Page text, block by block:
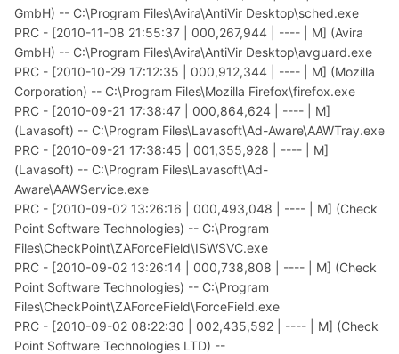
GmbH) -- C:\Program Files\Avira\AntiVir Desktop\sched.exe
PRC - [2010-11-08 21:55:37 | 000,267,944 | ---- | M] (Avira
GmbH) -- C:\Program Files\Avira\AntiVir Desktop\avguard.exe
PRC - [2010-10-29 17:12:35 | 000,912,344 | ---- | M] (Mozilla
Corporation) -- C:\Program Files\Mozilla Firefox\firefox.exe
PRC - [2010-09-21 17:38:47 | 000,864,624 | ---- | M]
(Lavasoft) -- C:\Program Files\Lavasoft\Ad-Aware\AAWTray.exe
PRC - [2010-09-21 17:38:45 | 001,355,928 | ---- | M]
(Lavasoft) -- C:\Program Files\Lavasoft\Ad-
Aware\AAWService.exe
PRC - [2010-09-02 13:26:16 | 000,493,048 | ---- | M] (Check
Point Software Technologies) -- C:\Program
Files\CheckPoint\ZAForceField\ISWSVC.exe
PRC - [2010-09-02 13:26:14 | 000,738,808 | ---- | M] (Check
Point Software Technologies) -- C:\Program
Files\CheckPoint\ZAForceField\ForceField.exe
PRC - [2010-09-02 08:22:30 | 002,435,592 | ---- | M] (Check
Point Software Technologies LTD) --